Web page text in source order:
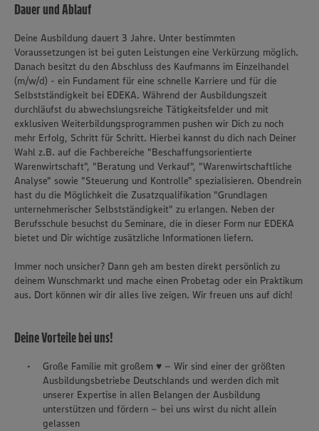
Dauer und Ablauf
Deine Ausbildung dauert 3 Jahre. Unter bestimmten
Voraussetzungen ist bei guten Leistungen eine Verkürzung möglich.
Danach besitzt du den Abschluss des Kaufmanns im Einzelhandel
(m/w/d) - ein Fundament für eine schnelle Karriere und für die
Selbstständigkeit bei EDEKA. Während der Ausbildungszeit
durchläufst du abwechslungsreiche Tätigkeitsfelder und mit
exklusiven Weiterbildungsprogrammen pushen wir Dich zu noch
mehr Erfolg, Schritt für Schritt. Hierbei kannst du dich nach Deiner
Wahl z.B. auf die Fachbereiche "Beschaffungsorientierte
Warenwirtschaft", "Beratung und Verkauf", "Warenwirtschaftliche
Analyse" sowie "Steuerung und Kontrolle" spezialisieren. Obendrein
hast du die Möglichkeit die Zusatzqualifikation "Grundlagen
unternehmerischer Selbstständigkeit" zu erlangen. Neben der
Berufsschule besuchst du Seminare, die in dieser Form nur EDEKA
bietet und Dir wichtige zusätzliche Informationen liefern.
Immer noch unsicher? Dann geh am besten direkt persönlich zu
deinem Wunschmarkt und mache einen Probetag oder ein Praktikum
aus. Dort können wir dir alles live zeigen. Wir freuen uns auf dich!
Deine Vorteile bei uns!
Große Familie mit großem ♥ – Wir sind einer der größten
Ausbildungsbetriebe Deutschlands und werden dich mit
unserer Expertise in allen Belangen der Ausbildung
unterstützen und fördern – bei uns wirst du nicht allein
gelassen